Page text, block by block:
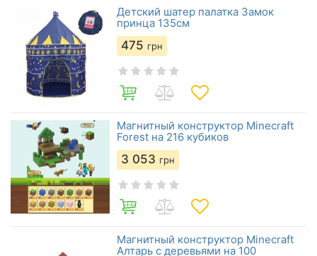
Детский шатер палатка Замок
принца 135см
475 грн
Магнитный конструктор Minecraft
Forest на 216 кубиков
3 053 грн
Магнитный конструктор Minecraft
Алтарь с деревьями на 100